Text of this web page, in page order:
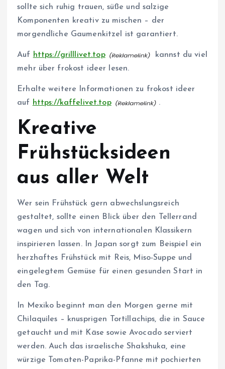
sollte sich ruhig trauen, süße und salzige
Komponenten kreativ zu mischen – der
morgendliche Gaumenkitzel ist garantiert.
Auf https://grilllivet.top
kannst du viel
mehr über frokost ideer lesen.
Erhalte weitere Informationen zu frokost ideer
auf https://kaffelivet.top .
Kreative
Frühstücksideen
aus aller Welt
Wer sein Frühstück gern abwechslungsreich
gestaltet, sollte einen Blick über den Tellerrand
wagen und sich von internationalen Klassikern
inspirieren lassen. In Japan sorgt zum Beispiel ein
herzhaftes Frühstück mit Reis, Miso-Suppe und
eingelegtem Gemüse für einen gesunden Start in
den Tag.
In Mexiko beginnt man den Morgen gerne mit
Chilaquiles – knusprigen Tortillachips, die in Sauce
getaucht und mit Käse sowie Avocado serviert
werden. Auch das israelische Shakshuka, eine
würzige Tomaten-Paprika-Pfanne mit pochierten